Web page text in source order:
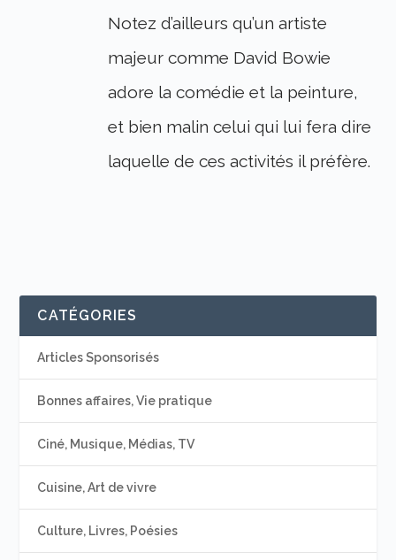
Notez d’ailleurs qu’un artiste
majeur comme David Bowie
adore la comédie et la peinture,
et bien malin celui qui lui fera dire
laquelle de ces activités il préfère.
CATÉGORIES
Articles Sponsorisés
Bonnes affaires, Vie pratique
Ciné, Musique, Médias, TV
Cuisine, Art de vivre
Culture, Livres, Poésies